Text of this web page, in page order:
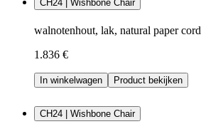
CH24 | Wishbone Chair
walnotenhout, lak, natural paper cord
1.836 €
In winkelwagen Product bekijken
CH24 | Wishbone Chair